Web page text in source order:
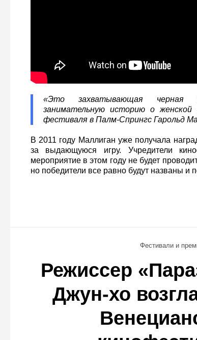
«Это захватывающая черная
занимательную историю о
фестиваля в Палм-Спрингс Гарольд
В 2011 году Маллиган уже получала
за выдающуюся игру. Учредители
мероприятие в этом году не будет
но победители все равно будут названы и
Фестивали и
Режиссер
Джун-хо